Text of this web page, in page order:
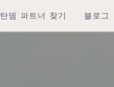
탄뎀 파트너 찾기 블로그